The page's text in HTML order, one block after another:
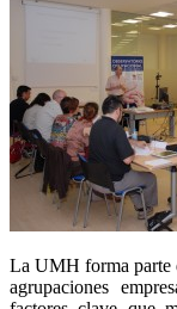
La UMH forma parte
agrupaciones